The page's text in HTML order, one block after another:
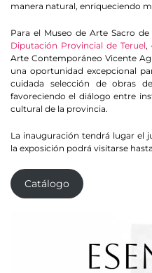
manera natural, enriqueciendo
Para el Museo de Arte Sacro
Diputación Provincial de Teruel,
Arte Contemporáneo Vicente
una oportunidad excepcional
cuidada selección de obras
favoreciendo el diálogo entre
cultural de la provincia.
La inauguración tendrá lugar el
la exposición podrá visitarse
Catálogo